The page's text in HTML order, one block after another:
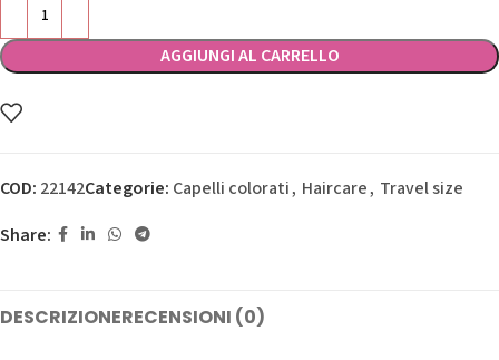
AGGIUNGI AL CARRELLO
COD: 22142Categorie: Capelli colorati, Haircare, Travel size
Share:
DESCRIZIONERECENSIONI (0)